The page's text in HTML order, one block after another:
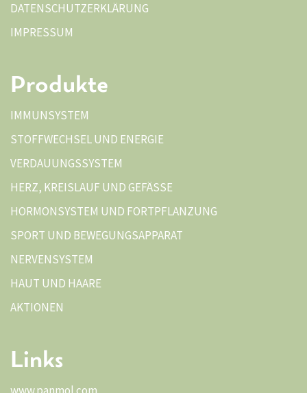
DATENSCHUTZERKLÄRUNG
IMPRESSUM
Produkte
IMMUNSYSTEM
STOFFWECHSEL UND ENERGIE
VERDAUUNGSSYSTEM
HERZ, KREISLAUF UND GEFÄSSE
HORMONSYSTEM UND FORTPFLANZUNG
SPORT UND BEWEGUNGSAPPARAT
NERVENSYSTEM
HAUT UND HAARE
AKTIONEN
Links